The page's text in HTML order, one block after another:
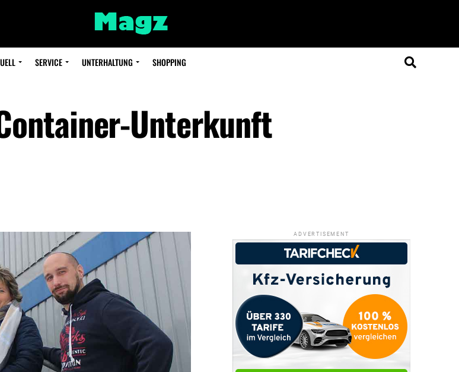
SERVICE UNTERHALTUNG SHOPPING
Unterkunft
ADVERTISEMENT